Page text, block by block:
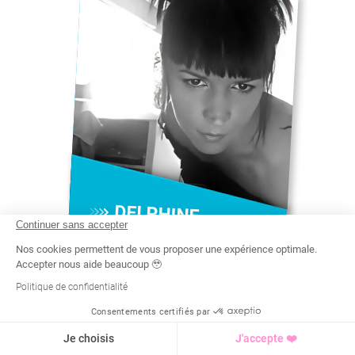
DELPHINE
# COURS DE PILATES À DINAN
Venez Libérer Votre Corps Et
Votre Esprit avec Delphine,
instructrice Pilates à Dinan,
intervenant également sur
Saint-Malo, Rennes et leurs
Continuer sans accepter
Nos cookies permettent de vous proposer une expérience optimale.
Accepter nous aide beaucoup 🥹
Politique de confidentialité
Consentements certifiés par
Je choisis J'accepte ❤️